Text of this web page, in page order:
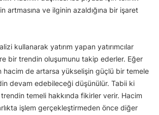
artmasına ve ilginin azaldığına bir işaret
kullanarak yatırım yapan yatırımcılar
bir trendin oluşumunu takip ederler. Eğer
hacim de artarsa yükselişin güçlü bir temele
devam edebileceği düşünülür. Tabii ki
temeli hakkında fikirler verir. Hacim
işlem gerçekleştirmeden önce diğer